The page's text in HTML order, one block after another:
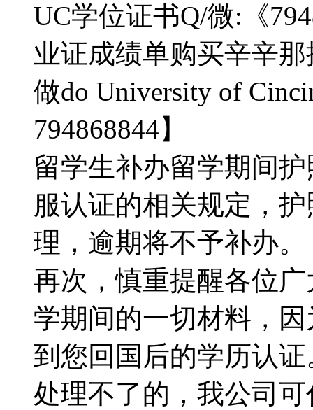
UC学位证书Q/微:《
业证成绩单购买辛辛
做do University of
794868844】
留学生补办留学期间
服认证的相关规定，
理，逾期将不予补办。
再次，慎重提醒各位
学期间的一切材料，
到您回国后的学历认
处理不了的，我公司可